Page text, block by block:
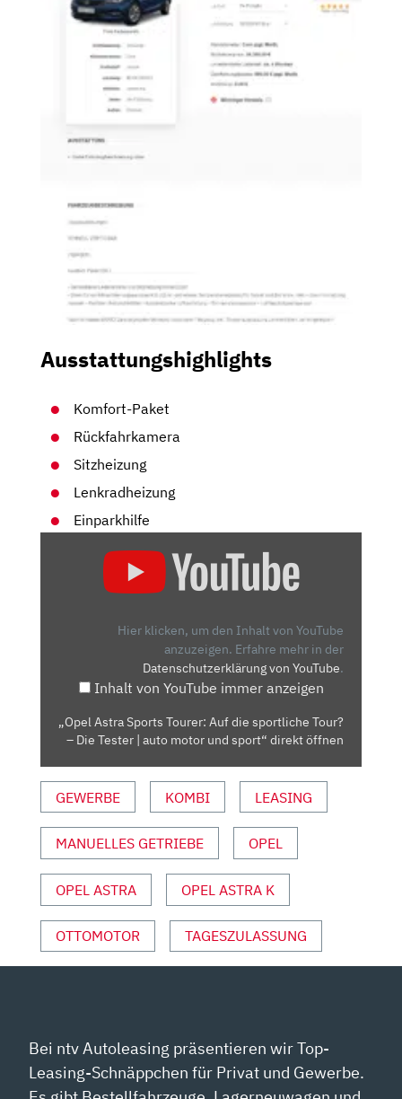
Ausstattungshighlights
Komfort-Paket
Rückfahrkamera
Sitzheizung
Lenkradheizung
Einparkhilfe
TOUR?
|
AUTO
UND
SPORT“
VON
YOUTUBE
ANZEIGEN
Hier klicken, um den Inhalt von YouTube
anzuzeigen. Erfahre mehr in der
Datenschutzerklärung von YouTube.
Inhalt von YouTube immer anzeigen
„Opel Astra Sports Tourer: Auf die sportliche Tour?
– Die Tester | auto motor und sport“ direkt öffnen
GEWERBE KOMBI LEASING
MANUELLES GETRIEBE OPEL
OPEL ASTRA OPEL ASTRA K
OTTOMOTOR TAGESZULASSUNG
Bei ntv Autoleasing präsentieren wir Top-
Leasing-Schnäppchen für Privat und Gewerbe.